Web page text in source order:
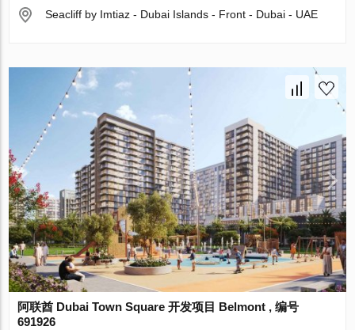
Seacliff by Imtiaz - Dubai Islands - Front - Dubai - UAE
阿联酋 Dubai Town Square 开发项目 Belmont , 编号
691926